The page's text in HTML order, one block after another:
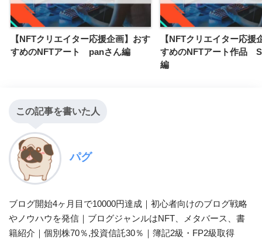
【NFTクリエイター応援企画】おす
すめのNFTアート panさん編
【NFTクリエイター応援
すめのNFTアート作品
編
この記事を書いた人
パグ
ブログ開始4ヶ月目で10000円達成｜初心者向けのブログ戦略
やノウハウを発信｜ブログジャンルはNFT、メタバース、書
籍紹介｜個別株70％,投資信託30％｜簿記2級・FP2級取得